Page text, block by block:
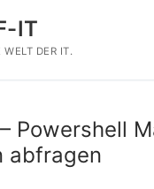
IT
DER IT.
Powershell
abfragen